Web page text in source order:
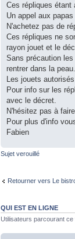
Ces répliques étant
Un appel aux
N'achetez pas de
Ces répliques ne
rayon jouet et le
Sans précaution
rentrer dans la peau.
Les jouets
Pour info sur les
avec le décret.
N'hésitez pas à
Pour plus d'info
Fabien
Sujet verouillé
Retourner vers Le
QUI EST EN LIGNE
Utilisateurs parcourant ce